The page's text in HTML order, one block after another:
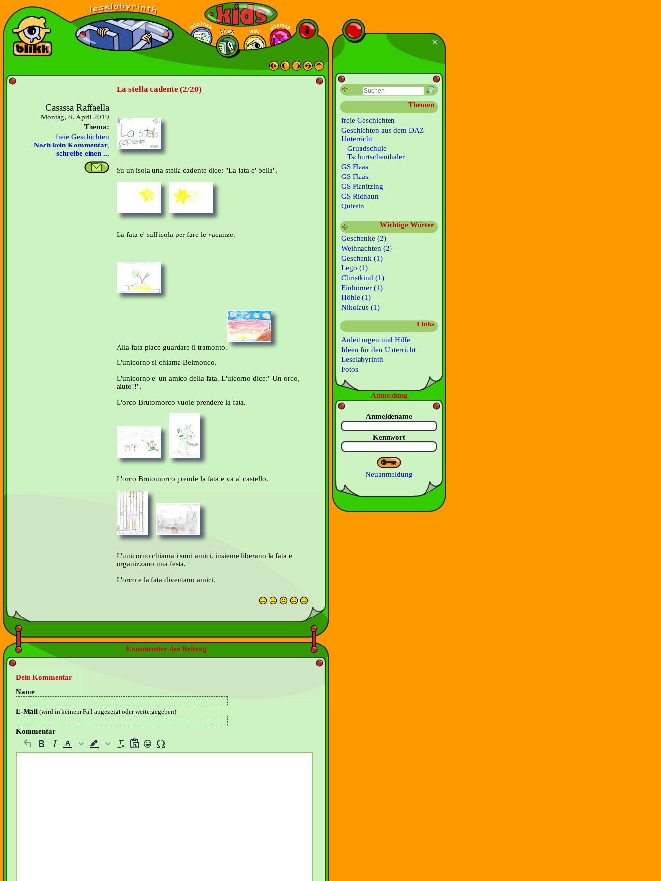
La stella cadente (2/20)
Casassa Raffaella
Montag, 8. April 2019
Thema:
freie Geschichten
Noch kein Kommentar,
schreibe einen ...
Su un'isola una stella cadente dice: "La fata e' bella".
La fata e' sull'isola per fare le vacanze.
Alla fata piace guardare il tramonto.
L'unicorno si chiama Belmondo.
L'unicorno e' un amico della fata. L'uicorno dice:" Un orco,
aiuto!!".
L'orco Brutomorco vuole prendere la fata.
L'orco Brutomorco prende la fata e va al castello.
L'unicorno chiama i suoi amici, insieme liberano la fata e
organizzano una festa.
L'orco e la fata diventano amici.
Kommentier den Beitrag
Dein Kommentar
Name
E-Mail (wird in keinem Fall angezeigt oder weitergegeben)
Kommentar
Themen
freie Geschichten
Geschichten aus dem DAZ
Unterricht
Grundschule
Tschurtschenthaler
GS Flaas
GS Flaas
GS Planitzing
GS Ridnaun
Quirein
Wichtige Wörter
Geschenke (2)
Weihnachten (2)
Geschenk (1)
Lego (1)
Christkind (1)
Einhörner (1)
Höhle (1)
Nikolaus (1)
Links
Anleitungen und Hilfe
Ideen für den Unterricht
Leselabyrinth
Fotos
Anmeldung
Anmeldename
Kennwort
Neuanmeldung